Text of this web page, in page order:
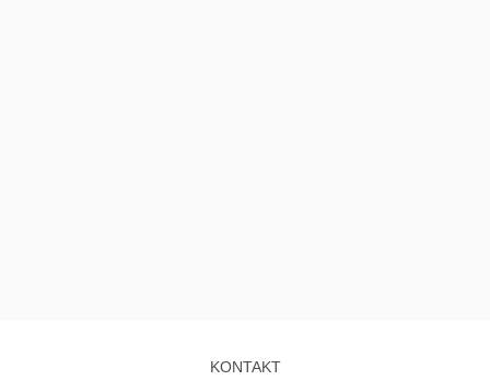
KONTAKT